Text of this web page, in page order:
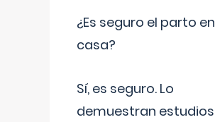
¿Es seguro el parto en
casa?
Sí, es seguro. Lo
demuestran estudios